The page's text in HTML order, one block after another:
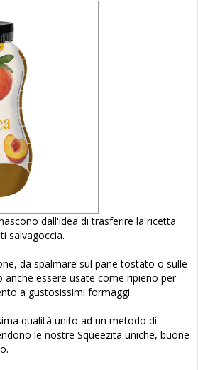
dall'idea di trasferire la ricetta
salvagoccia.
da spalmare sul pane tostato o sulle
essere usate come ripieno per
a gustosissimi formaggi.
qualità unito ad un metodo di
le nostre Squeezita uniche, buone